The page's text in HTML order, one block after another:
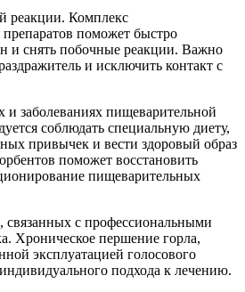
реакции. Комплекс
поможет быстро
и снять побочные реакции. Важно
и исключить контакт с
и заболеваниях пищеварительной
соблюдать специальную диету,
привычек и вести здоровый образ
поможет восстановить
пищеварительных
связанных с профессиональными
Хроническое першение горла,
эксплуатацией голосового
подхода к лечению.